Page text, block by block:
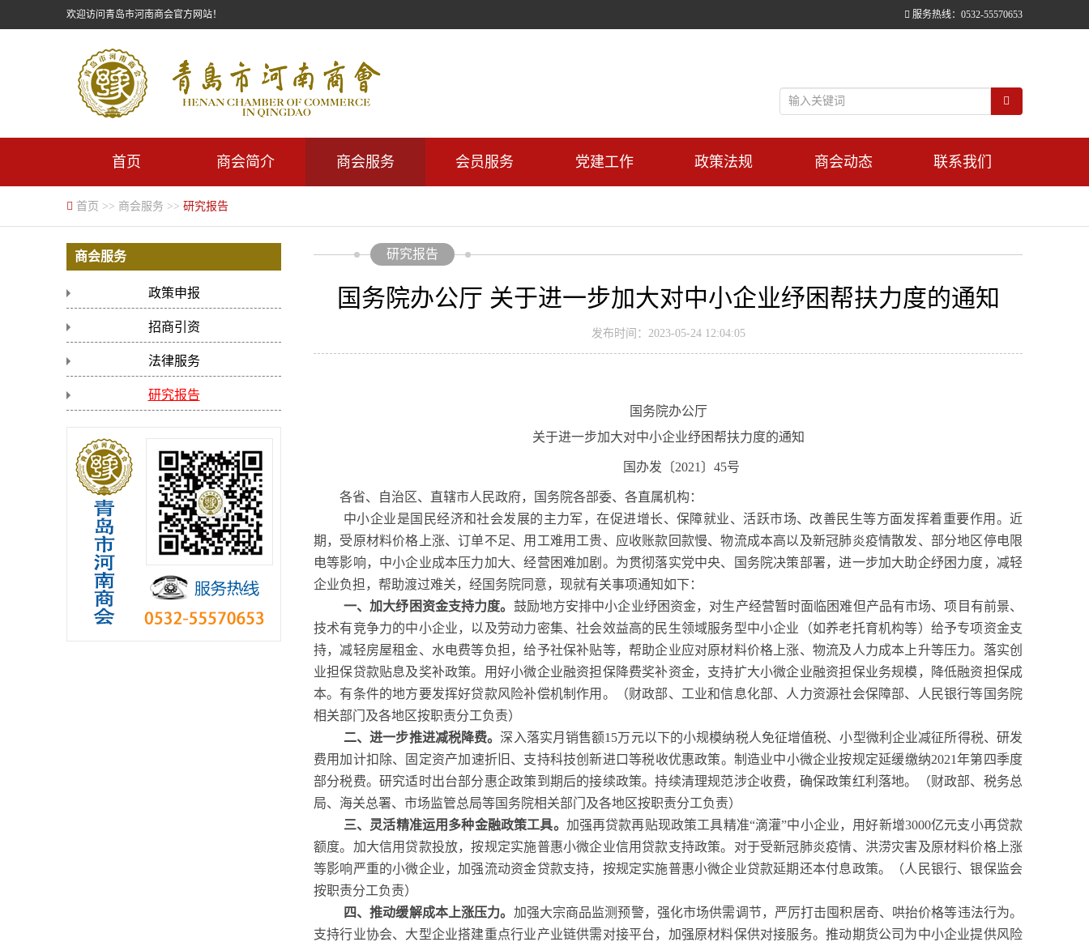
服务热线：0532-55570653
欢迎访问青岛市河南商会官方网站！
首页 商会简介 商会服务 会员服务 党建工作 政策法规 商会动态 联系我们
首页 >> 商会服务 >> 研究报告
商会服务
政策申报
招商引资
法律服务
研究报告
研究报告
国务院办公厅 关于进一步加大对中小企业纾困帮扶力度的通知
发布时间：2023-05-24 12:04:05
国务院办公厅
关于进一步加大对中小企业纾困帮扶力度的通知
国办发〔2021〕45号
各省、自治区、直辖市人民政府，国务院各部委、各直属机构：
中小企业是国民经济和社会发展的主力军，在促进增长、保障就业、活跃市场、改善民生等方面发挥着重要作用。近
期，受原材料价格上涨、订单不足、用工难用工贵、应收账款回款慢、物流成本高以及新冠肺炎疫情散发、部分地区停电限
电等影响，中小企业成本压力加大、经营困难加剧。为贯彻落实党中央、国务院决策部署，进一步加大助企纾困力度，减轻
企业负担，帮助渡过难关，经国务院同意，现就有关事项通知如下：
一、加大纾困资金支持力度。 鼓励地方安排中小企业纾困资金，对生产经营暂时面临困难但产品有市场、项目有前景、
技术有竞争力的中小企业，以及劳动力密集、社会效益高的民生领域服务型中小企业（如养老托育机构等）给予专项资金支
持，减轻房屋租金、水电费等负担，给予社保补贴等，帮助企业应对原材料价格上涨、物流及人力成本上升等压力。落实创
业担保贷款贴息及奖补政策。用好小微企业融资担保降费奖补资金，支持扩大小微企业融资担保业务规模，降低融资担保成
本。有条件的地方要发挥好贷款风险补偿机制作用。（财政部、工业和信息化部、人力资源社会保障部、人民银行等国务院
相关部门及各地区按职责分工负责）
二、进一步推进减税降费。深入落实月销售额15万元以下的小规模纳税人免征增值税、小型微利企业减征所得税、研发
费用加计扣除、固定资产加速折旧、支持科技创新进口等税收优惠政策。制造业中小微企业按规定延缓缴纳2021年第四季度
部分税费。研究适时出台部分惠企政策到期后的接续政策。持续清理规范涉企收费，确保政策红利落地。（财政部、税务总
局、海关总署、市场监管总局等国务院相关部门及各地区按职责分工负责）
三、灵活精准运用多种金融政策工具。 加强再贷款再贴现政策工具精准“滴灌”中小企业，用好新增3000亿元支小再贷款
额度。加大信用贷款投放，按规定实施普惠小微企业信用贷款支持政策。对于受新冠肺炎疫情、洪涝灾害及原材料价格上涨
等影响严重的小微企业，加强流动资金贷款支持，按规定实施普惠小微企业贷款延期还本付息政策。（人民银行、银保监会
按职责分工负责）
四、推动缓解成本上涨压力。 加强大宗商品监测预警，强化市场供需调节，严厉打击囤积居奇、哄抬价格等违法行为。
支持行业协会、大型企业搭建重点行业产业链供需对接平台，加强原材料保供对接服务。推动期货公司为中小企业提供风险